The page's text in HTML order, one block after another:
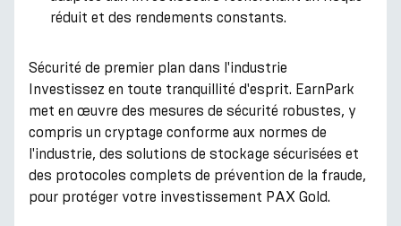
réduit et des rendements constants.
Sécurité de premier plan dans l'industrie
Investissez en toute tranquillité d'esprit. EarnPark
met en œuvre des mesures de sécurité robustes, y
compris un cryptage conforme aux normes de
l'industrie, des solutions de stockage sécurisées et
des protocoles complets de prévention de la fraude,
pour protéger votre investissement PAX Gold.